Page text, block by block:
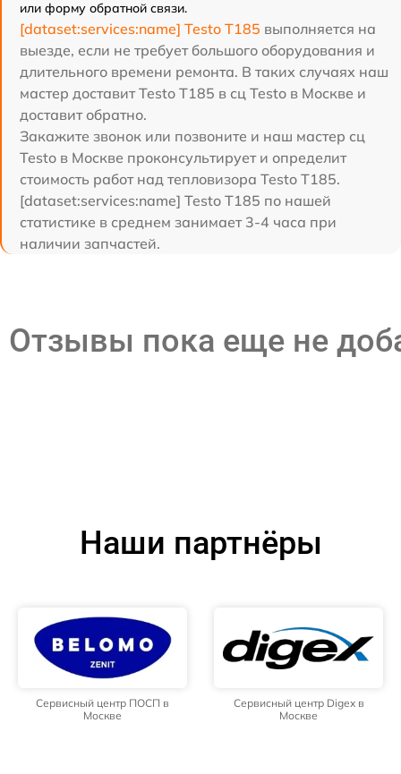
или форму обратной связи.
[dataset:services:name] Testo T185 выполняется на
выезде, если не требует большого оборудования и
длительного времени ремонта. В таких случаях наш
мастер доставит Testo T185 в сц Testo в Москве и
доставит обратно.
Закажите звонок или позвоните и наш мастер сц
Testo в Москве проконсультирует и определит
стоимость работ над тепловизора Testo T185.
[dataset:services:name] Testo T185 по нашей
статистике в среднем занимает 3-4 часа при
наличии запчастей.
Отзывы пока еще не
Наши партнёры
Сервисный центр ПОСП в
Москве
Сервисный центр Digex в
Москве